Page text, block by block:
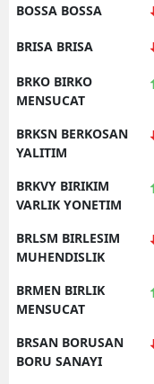
BOSSA BOSSA
BRISA BRISA
BRKO BIRKO
MENSUCAT
BRKSN BERKOSAN
YALITIM
BRKVY BIRIKIM
VARLIK YONETIM
BRLSM BIRLESIM
MUHENDISLIK
BRMEN BIRLIK
MENSUCAT
BRSAN BORUSAN
BORU SANAYI